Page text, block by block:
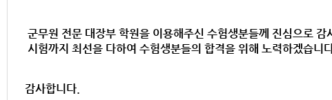
군무원 전문 대장부 학원을 이용해주신 수험생분들께 진심으로 감
시험까지 최선을 다하여 수험생분들의 합격을 위해 노력하겠습니
감사합니다.